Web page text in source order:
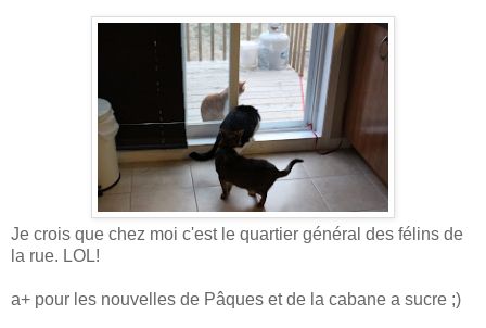
Je crois que chez moi c'est le quartier général des félins de
la rue. LOL!
a+ pour les nouvelles de Pâques et de la cabane a sucre ;)